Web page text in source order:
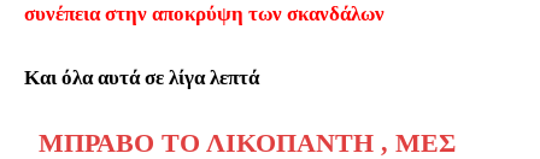
συνέπεια στην αποκρύψη των σκανδάλων
Και όλα αυτά σε λίγα λεπτά
ΜΠΡΆΒΟ ΤΟ ΛΙΚΟΠΑΝΤΗ , ΜΕΣ